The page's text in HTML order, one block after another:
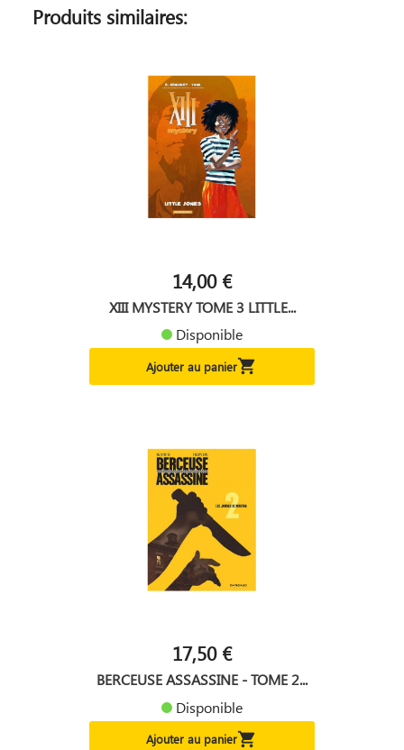
Produits similaires:
14,00 €
XIII MYSTERY TOME 3 LITTLE...
Disponible
Ajouter au panier
17,50 €
BERCEUSE ASSASSINE - TOME 2...
Disponible
Ajouter au panier